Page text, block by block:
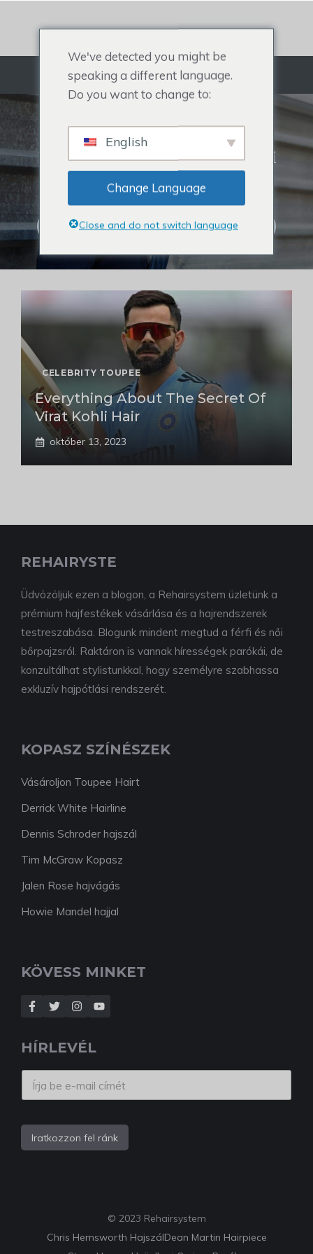
Menü
HAJRENDSZER
Minden, ami a férfi hajfestékről, női
hajfedőről, híresség hajfestékről és
hajhullásról szól.
Kattintson a Hajrendszerek vásárlásához
CELEBRITY TOUPEE
Everything About The Secret Of
Virat Kohli Hair
október 13, 2023
REHAIRYSTE
Üdvözöljük ezen a blogon, a Rehairsystem üzletünk a
prémium hajfestékek vásárlása és a hajrendszerek
testreszabása. Blogunk mindent megtud a férfi és női
bőrpajzsról. Raktáron is vannak hírességek parókái, de
konzultálhat stylistunkkal, hogy személyre szabhassa
exkluzív hajpótlási rendszerét.
KOPASZ SZÍNÉSZEK
Vásároljon Toupee Hairt
Derrick White Hairline
Dennis Schroder hajszál
Tim McGraw Kopasz
Jalen Rose hajvágás
Howie Mandel hajjal
KÖVESS MINKET
HÍRLEVÉL
Iratkozzon fel ránk
© 2023 Rehairsystem
Chris Hemsworth HajszálDean Martin Hairpiece
We've detected you might be
speaking a different language.
Do you want to change to:
English
Change Language
Close and do not switch language